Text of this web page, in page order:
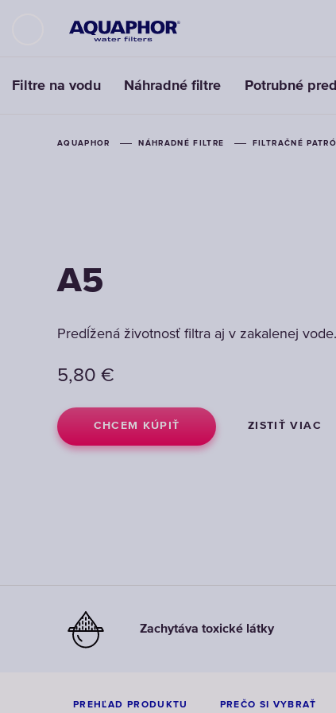
Filtre na vodu Náhradné filtre Potrubné
AQUAPHOR NÁHRADNÉ FILTRE FILTRAČNÉ
A5
Predĺžená životnosť filtra aj v zakalenej vode.
5,80 €
CHCEM KÚPIŤ ZISTIŤ VIAC
AQUAPHOR NÁHRADNÉ FILTRE FILTRAČNÉ
A5
Predĺžená životnosť filtra aj v zakalenej vode.
5,80 €
CHCEM KÚPIŤ ZISTIŤ VIAC
AQUAPHOR NÁHRADNÉ FILTRE FILTRAČNÉ
A5
Predĺžená životnosť filtra aj v zakalenej vode.
5,80 €
CHCEM KÚPIŤ ZISTIŤ VIAC
Zachytáva toxické látky
PREHĽAD PRODUKTU PREČO SI VYBRAŤ